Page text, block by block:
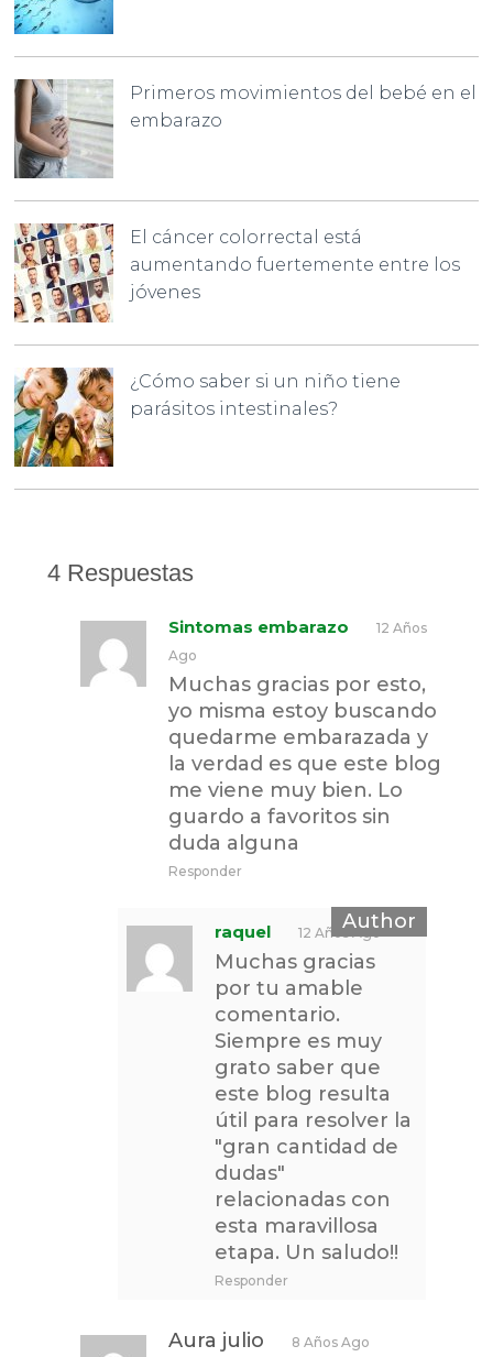
Primeros movimientos del bebé en el
embarazo
El cáncer colorrectal está
aumentando fuertemente entre los
jóvenes
¿Cómo saber si un niño tiene
parásitos intestinales?
4 Respuestas
Sintomas embarazo
12 Años
Ago
Muchas gracias por esto,
yo misma estoy buscando
quedarme embarazada y
la verdad es que este blog
me viene muy bien. Lo
guardo a favoritos sin
duda alguna
Responder
raquel 12 Años Ago
Muchas gracias
por tu amable
comentario.
Siempre es muy
grato saber que
este blog resulta
útil para resolver la
"gran cantidad de
dudas"
relacionadas con
esta maravillosa
etapa. Un saludo!!
Responder
Aura julio 8 Años Ago